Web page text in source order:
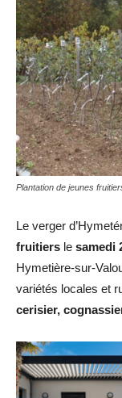
Plantation de jeunes
Le verger
fruitiers le samedi
Hymetière-sur-
variétés locales et
cerisier,